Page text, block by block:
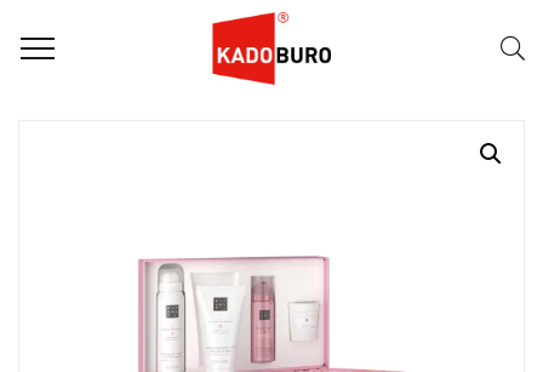
Home
Rituals giftsets
The Ritual Of Sakura – Small